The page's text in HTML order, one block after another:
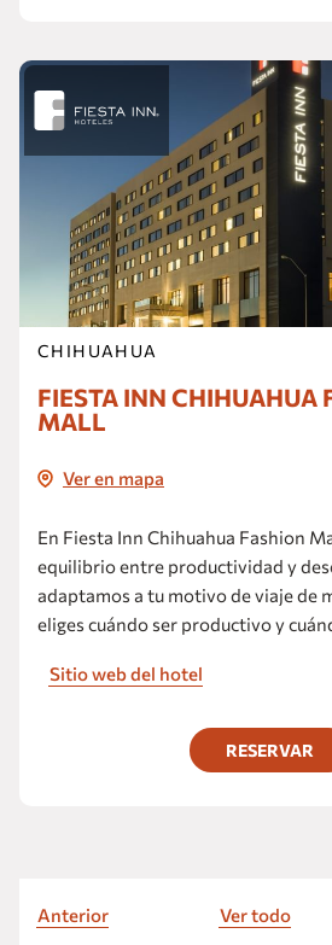
CHIHUAHUA
FIESTA INN CHIHUAHUA
MALL
Ver en mapa
En Fiesta Inn Chihuahua Fashion
equilibrio entre productividad y
adaptamos a tu motivo de viaje de
eliges cuándo ser productivo y
Sitio web del hotel
RESERVAR
Anterior Ver todo